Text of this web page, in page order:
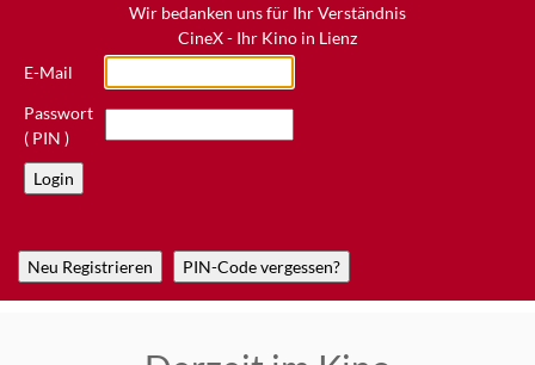
Wir bedanken uns für Ihr Verständnis
CineX - Ihr Kino in Lienz
E-Mail
Passwort
( PIN )